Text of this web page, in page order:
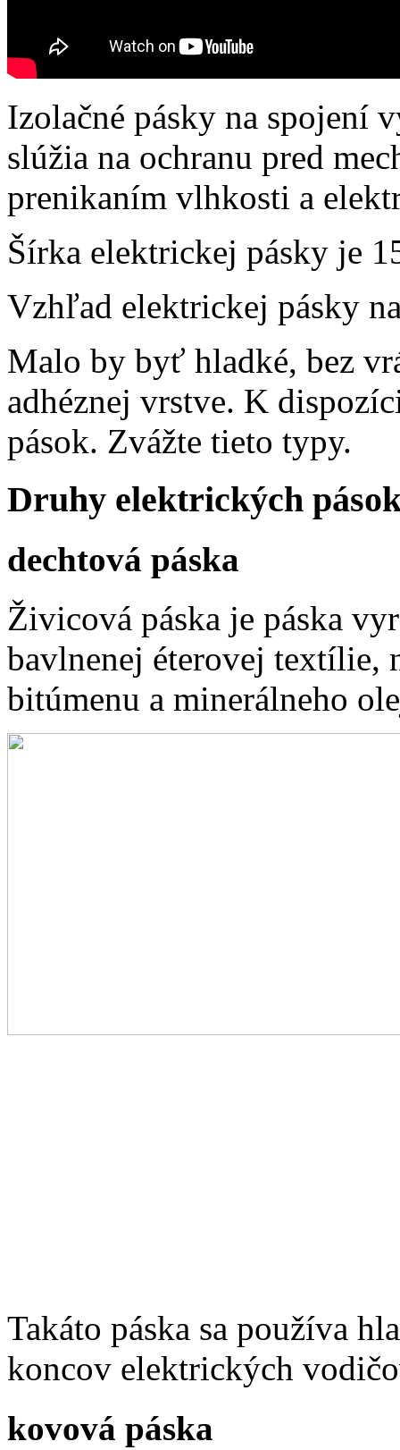
Izolačné pásky na spojení
slúžia na ochranu pred
prenikaním vlhkosti a
Šírka elektrickej pásky je
Vzhľad elektrickej pásky
Malo by byť hladké, bez
adhéznej vrstve. K
pások. Zvážte tieto typy.
Druhy elektrických
dechtová páska
Živicová páska je páska
bavlnenej éterovej textílie,
bitúmenu a minerálneho
Takáto páska sa používa
koncov elektrických
kovová páska